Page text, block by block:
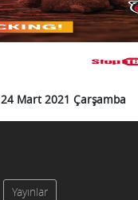
24 Mart 2021 Çarşamba
Yayınlar